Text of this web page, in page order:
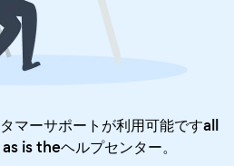
ーサポートが利用可能ですall
is theヘルプセンター。